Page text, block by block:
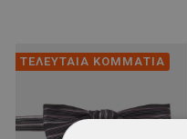
ΤΕΛΕΥΤΑΙΑ ΚΟΜΜΑΤΙΑ